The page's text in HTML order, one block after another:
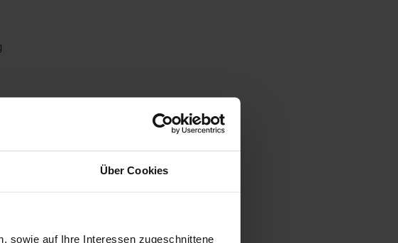
Über Cookies
sowie auf Ihre Interessen zugeschnittene